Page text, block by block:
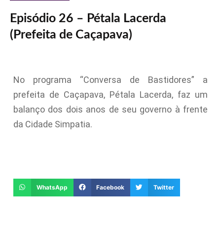
Episódio 26 – Pétala Lacerda
(Prefeita de Caçapava)
No programa “Conversa de Bastidores” a
prefeita de Caçapava, Pétala Lacerda, faz um
balanço dos dois anos de seu governo à frente
da Cidade Simpatia.
WhatsApp Facebook Twitter